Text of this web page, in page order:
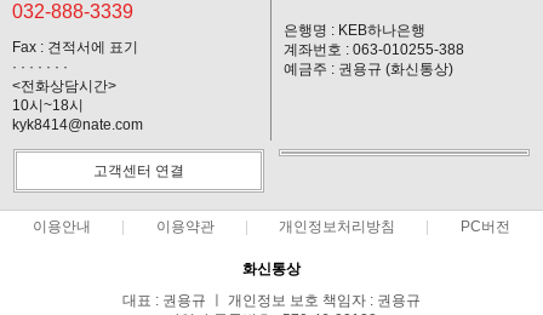
032-888-3339
Fax : 견적서에 표기
· · · · · · ·
<전화상담시간>
10시~18시
kyk8414@nate.com
은행명 : KEB하나은행
계좌번호 : 063-010255-388
예금주 : 권용규 (화신통상)
고객센터 연결
이용안내 이용약관 개인정보처리방침 PC버전
화신통상
대표 : 권용규 ㅣ 개인정보 보호 책임자 : 권용규